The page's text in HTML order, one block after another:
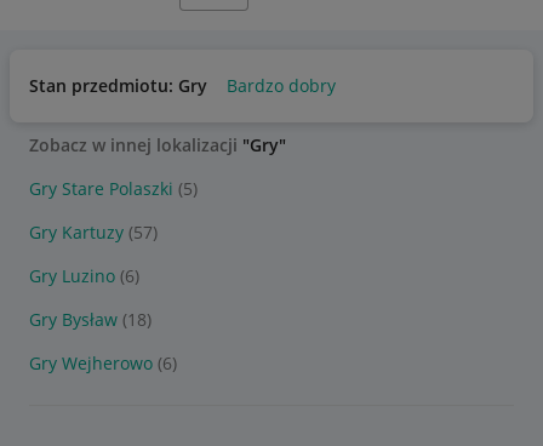
Stan przedmiotu: Gry Bardzo dobry
Zobacz w innej lokalizacji "Gry"
Gry Stare Polaszki (5)
Gry Kartuzy (57)
Gry Luzino (6)
Gry Bysław (18)
Gry Wejherowo (6)